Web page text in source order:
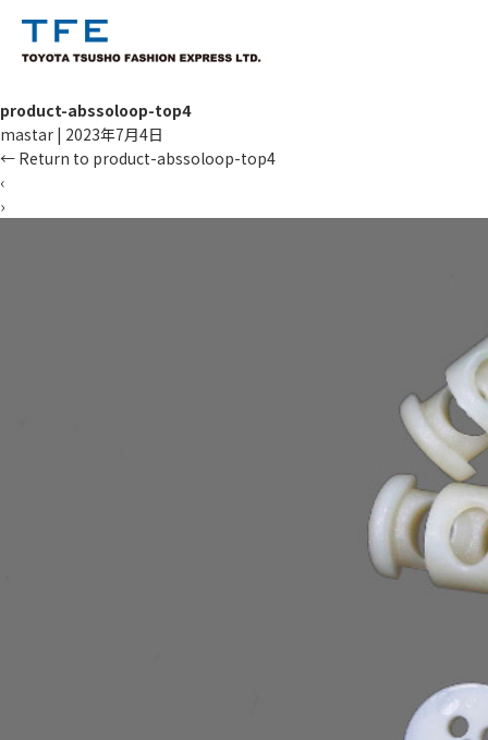
product-abssoloop-top4
mastar | 2023年7月4日
← Return to product-abssoloop-top4
‹
›